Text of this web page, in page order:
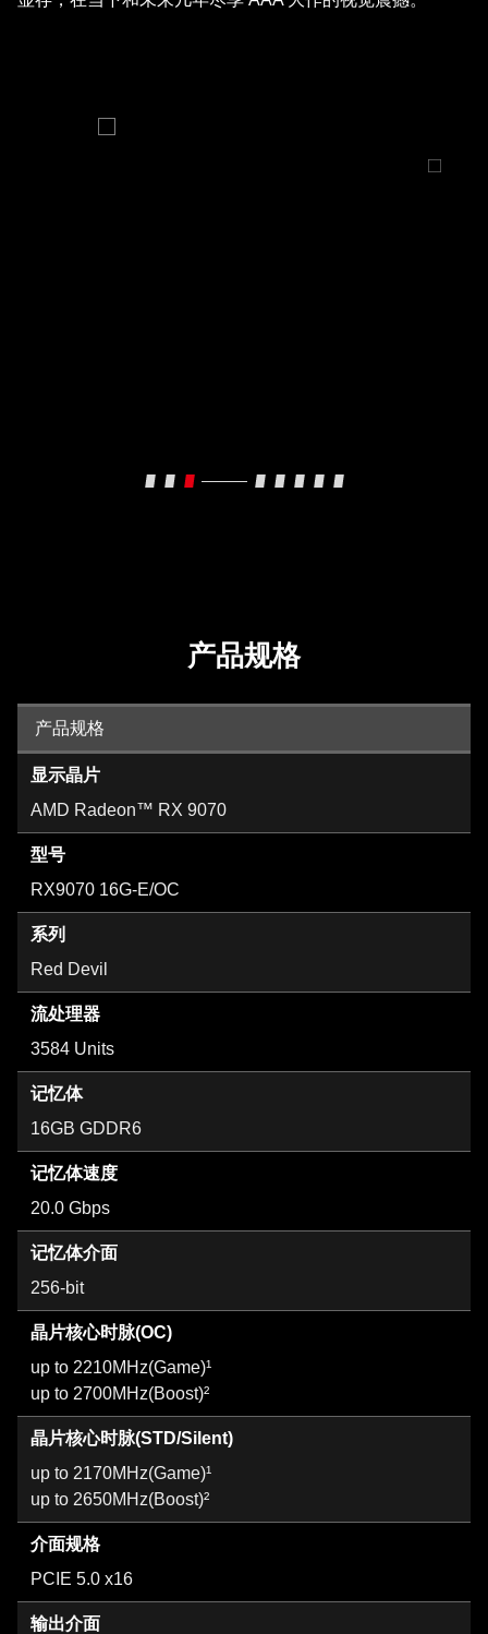
产品规格
产品规格
显示晶片
AMD Radeon™ RX 9070
型号
RX9070 16G-E/OC
系列
Red Devil
流处理器
3584 Units
记忆体
16GB GDDR6
记忆体速度
20.0 Gbps
记忆体介面
256-bit
晶片核心时脉(OC)
up to 2210MHz(Game)¹
up to 2700MHz(Boost)²
晶片核心时脉(STD/Silent)
up to 2170MHz(Game)¹
up to 2650MHz(Boost)²
介面规格
PCIE 5.0 x16
输出介面